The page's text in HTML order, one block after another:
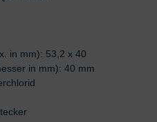
in mm): 53,2 x 40
in mm): 40 mm